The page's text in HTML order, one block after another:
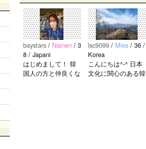
baystars / Nainen/ 3
8 / Japani
はじめまして！ 韓
国人の方と仲良くな
lsc9099 / Mies/ 36 /
Korea
こんにちは^-^ 日本
文化に関心のある韓